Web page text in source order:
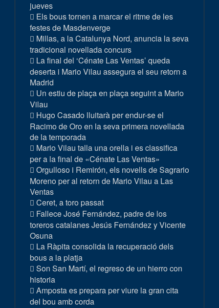
jueves
Els bous tornen a marcar el ritme de les
festes de Masdenverge
Millas, a la Catalunya Nord, anuncia la seva
tradicional novellada concurs
La final del ‘Cénate Las Ventas’ queda
deserta i Mario Vilau assegura el seu retorn a
Madrid
Un estiu de plaça en plaça seguint a Mario
Vilau
Hugo Casado lluitarà per endur-se el
Racimo de Oro en la seva primera novellada
de la temporada
Mario Vilau talla una orella i es classifica
per a la final de «Cénate Las Ventas»
Orgulloso i Remirón, els novells de Sagrario
Moreno per al retorn de Mario Vilau a Las
Ventas
Ceret, a toro passat
Fallece José Fernández, padre de los
toreros catalanes Jesús Fernández y Vicente
Osuna
La Ràpita consolida la recuperació dels
bous a la platja
Son San Martí, el regreso de un hierro con
historia
Amposta es prepara per viure la gran cita
del bou amb corda